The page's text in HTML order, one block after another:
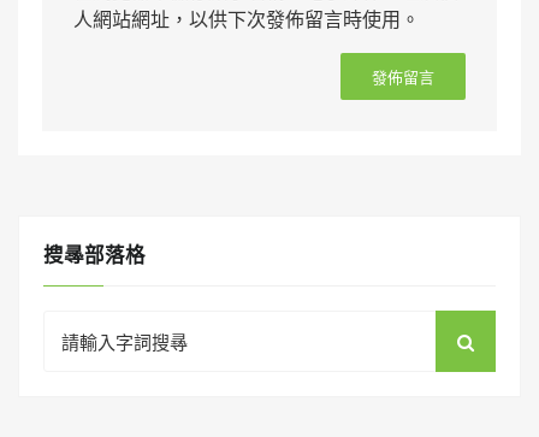
人網站網址，以供下次發佈留言時使用。
搜㝷部落格
for: